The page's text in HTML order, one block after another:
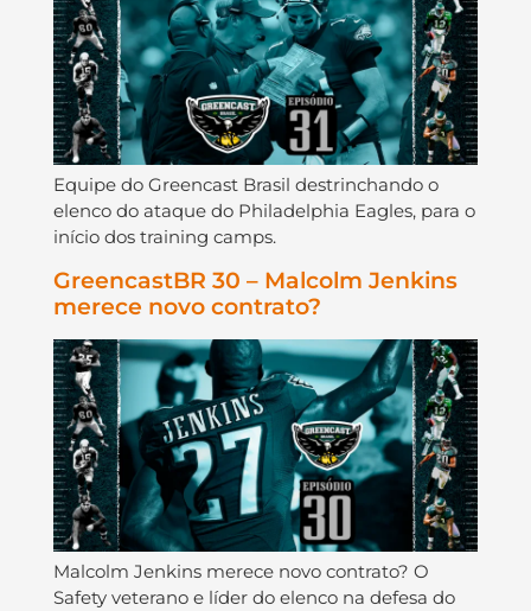
Equipe do Greencast Brasil destrinchando o
elenco do ataque do Philadelphia Eagles, para o
início dos training camps.
GreencastBR 30 – Malcolm Jenkins
merece novo contrato?
Malcolm Jenkins merece novo contrato? O
Safety veterano e líder do elenco na defesa do